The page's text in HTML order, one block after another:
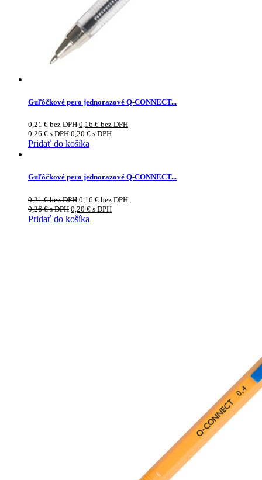
Guľôčkové pero jednorazové Q-CONNECT...
0,21€bez DPH 0,16 € bez DPH
0,26€s DPH 0,20 € s DPH
Pridať do košíka
Guľôčkové pero jednorazové Q-CONNECT...
0,21€bez DPH 0,16 € bez DPH
0,26€s DPH 0,20 € s DPH
Pridať do košíka